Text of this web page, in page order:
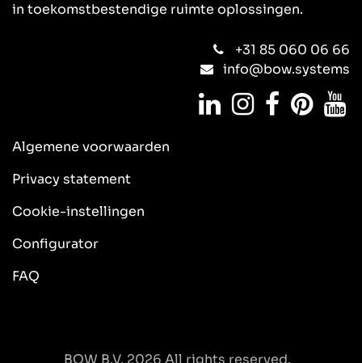
in toekomstbestendige ruimte oplossingen.
+31 85 060 06 66
info@bow.systems
Algemene voorwaarden
Privacy statement
Cookie-instellingen
Configurator
FAQ
BOW B.V. 2026 All rights reserved.